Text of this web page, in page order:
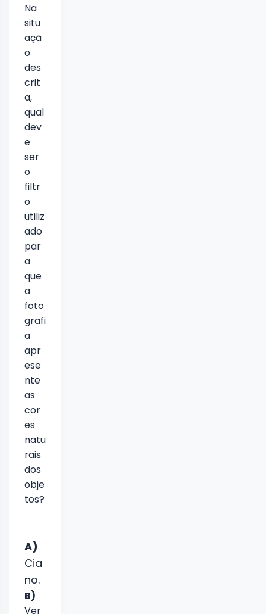
Na
situ
açã
o
des
crit
a,
qual
dev
e
ser
o
filtr
o
utiliz
ado
par
a
que
a
foto
grafi
a
apr
ese
nte
as
cor
es
natu
rais
dos
obje
tos?
A)
Cia
no.
B)
Ver